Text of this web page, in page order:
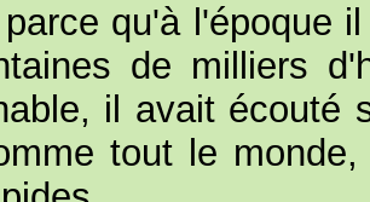
qu'à l'époque
de milliers
il avait écouté
tout le